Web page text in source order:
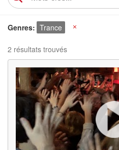
Genres Trance
2 résultats trouvés